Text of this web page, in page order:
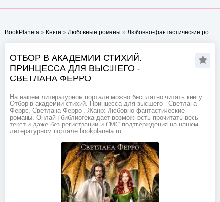
BookPlaneta » Книги » Любовные романы » Любовно-фантастические романы
ОТБОР В АКАДЕМИИ СТИХИЙ.
ПРИНЦЕССА ДЛЯ ВЫСШЕГО -
СВЕТЛАНА ФЕРРО
На нашем литературном портале можно бесплатно читать книгу
Отбор в академии стихий. Принцесса для высшего - Светлана
Ферро, Светлана Ферро . Жанр: Любовно-фантастические
романы. Онлайн библиотека дает возможность прочитать весь
текст и даже без регистрации и СМС подтверждения на нашем
литературном портале bookplaneta.ru.